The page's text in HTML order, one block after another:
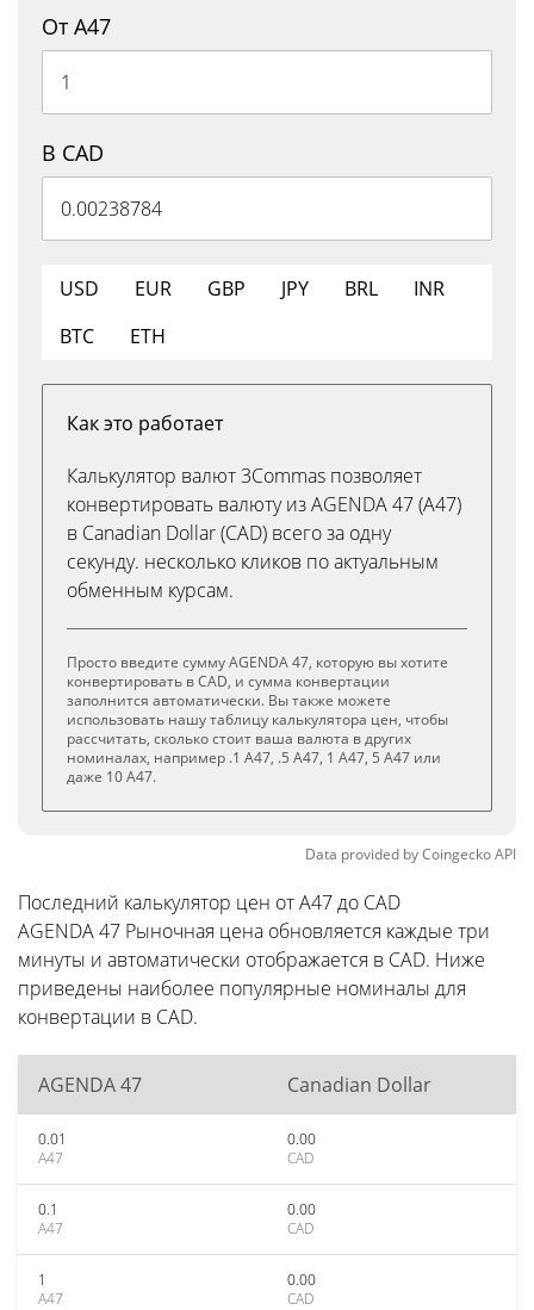
От A47
В CAD
USD EUR GBP JPY BRL
INR
BTC
ETH
Как это работает
Калькулятор валют 3Commas позволяет
конвертировать валюту из AGENDA 47 (A47)
в Canadian Dollar (CAD) всего за одну
секунду. несколько кликов по актуальным
обменным курсам.
Просто введите сумму AGENDA 47, которую вы хотите
конвертировать в CAD, и сумма конвертации
заполнится автоматически. Вы также можете
использовать нашу таблицу калькулятора цен, чтобы
рассчитать, сколько стоит ваша валюта в других
номиналах, например .1 A47, .5 A47, 1 A47, 5 A47 или
даже 10 A47.
Data provided byCoingeckoAPI
Последний калькулятор цен от A47 до CAD
AGENDA 47 Рыночная цена обновляется каждые три
минуты и автоматически отображается в CAD. Ниже
приведены наиболее популярные номиналы для
конвертации в CAD.
AGENDA 47 Canadian Dollar
0.01
A47
0.00
CAD
0.1
A47
0.00
CAD
1
A47
0.00
CAD